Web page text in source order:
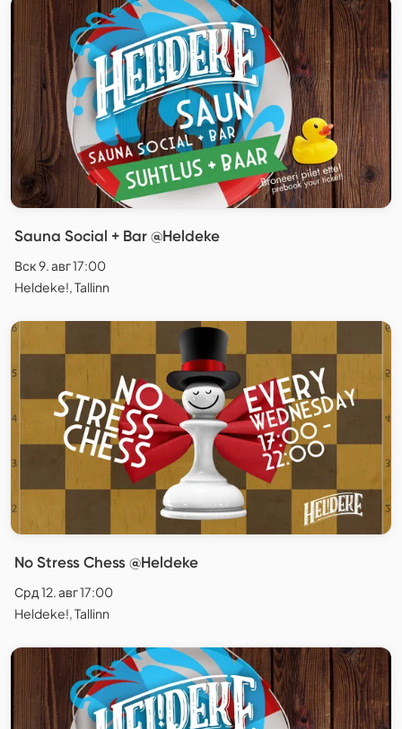
Sauna Social + Bar @Heldeke
Вск 9. авг 17:00
Heldeke!, Tallinn
No Stress Chess @Heldeke
Срд 12. авг 17:00
Heldeke!, Tallinn